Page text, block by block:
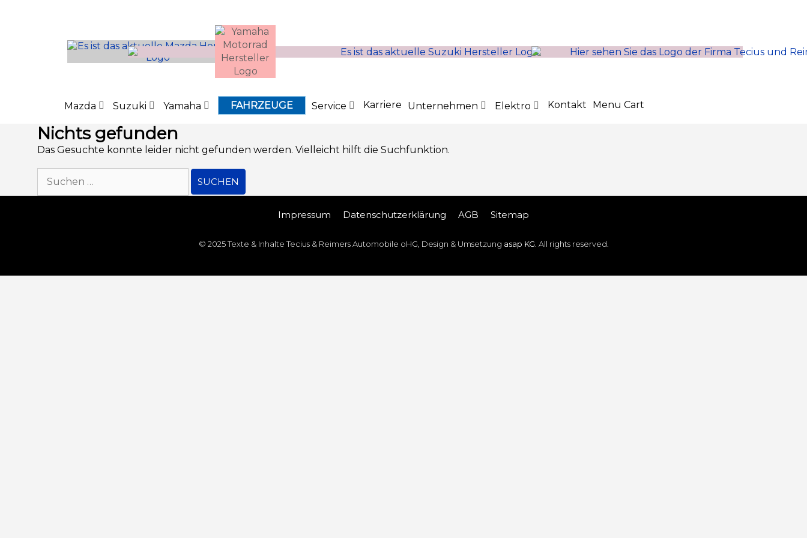
Mazda Suzuki Yamaha FAHRZEUGE Service Karriere Unternehmen Elektro Kontakt Menu Cart
Nichts gefunden
Das Gesuchte konnte leider nicht gefunden werden. Vielleicht hilft die Suchfunktion.
Impressum Datenschutz­erklärung AGB Sitemap
© 2025 Texte & Inhalte Tecius & Reimers Automobile oHG, Design & Umsetzung asap KG . All rights reserved.